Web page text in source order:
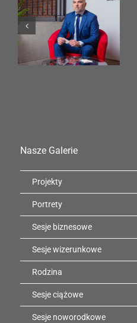
Marcin
Nasze Galerie
Projekty
Portrety
Sesje biznesowe
Sesje wizerunkowe
Rodzina
Sesje ciążowe
Sesje noworodkowe